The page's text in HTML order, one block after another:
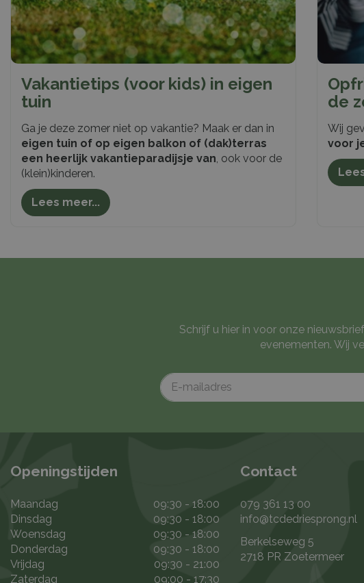
Vakantietips (voor kids) in eigen
tuin
Ga je deze zomer niet op vakantie? Maak er dan in
eigen tuin of op eigen balkon of (dak)terras
een heerlijk vakantieparadijsje van , ook voor de
(klein)kinderen.
Lees meer...
de
Wij
voor
Schrijf u hier in voor onze
evenementen. Wij
Openingstijden
Maandag
09:30 - 18:00
Dinsdag
09:30 - 18:00
Woensdag
09:30 - 18:00
Donderdag
09:30 - 18:00
Vrijdag
09:30 - 21:00
Zaterdag
09:00 - 17:30
Contact
079 361 13 00
info@tcdedriesprong.nl
Berkelseweg 5
2718 PR Zoetermeer